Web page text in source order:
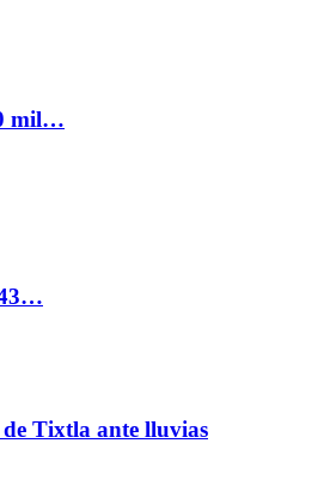
mil…
Tixtla ante lluvias